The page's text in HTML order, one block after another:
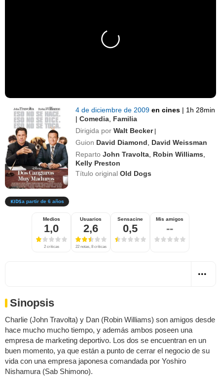
4 de diciembre de 2009en cines | 1h 28min
| Comedia Familia
Dirigida por Walt Becker |
Guion David Diamond
David Weissman
Reparto John Travolta Robin Williams
Kelly Preston
Título originalOld Dogs
a partir de 6 años
Medios
1,0
2 críticas
Usuarios
2,6
22 notas, 8 críticas
Sensacine
0,5
Mis amigos
--
Sinopsis
Charlie (John Travolta) y Dan (Robin Williams) son amigos desde
hace mucho mucho tiempo, y además ambos poseen una
empresa de marketing deportivo. Los dos se encuentran en un
buen momento, ya que están a punto de cerrar el negocio de su
vida con una empresa japonesa comandada por Yoshiro
Nishamura (Sab Shimono).